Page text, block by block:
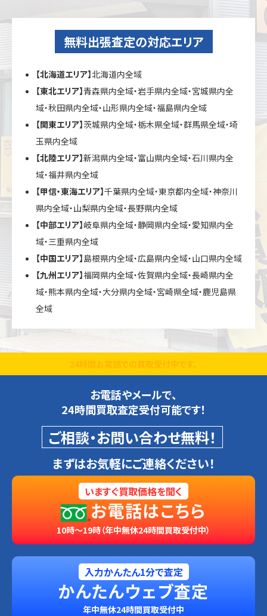
無料出張査定の対応エリア
【北海道エリア】北海道内全域
【東北エリア】青森県内全域・岩手県内全域・宮城県内全
域・秋田県内全域・山形県内全域・福島県内全域
【関東エリア】茨城県内全域・栃木県全域・群馬県全域・埼
玉県内全域
【北陸エリア】新潟県内全域・富山県内全域・石川県内全
域・福井県内全域
【甲信・東海エリア】千葉県内全域・東京都内全域・神奈川
県内全域・山梨県内全域・長野県内全域
【中部エリア】岐阜県内全域・静岡県内全域・愛知県内全
域・三重県内全域
【中国エリア】島根県内全域・広島県内全域・山口県内全域
【九州エリア】福岡県内全域・佐賀県内全域・長崎県内全
域・熊本県内全域・大分県内全域・宮崎県全域・鹿児島県
全域
24時間お電話での買取受付中です。
お電話やメールで、
24時間買取査定受付可能です！
ご相談・お問い合わせ無料！
まずはお気軽にご連絡ください！
いますぐ買取価格を聞く
お電話はこちら
10時～19時（年中無休24時間買取受付中）
入力かんたん1分で査定
かんたんウェブ査定
年中無休24時間買取受付中